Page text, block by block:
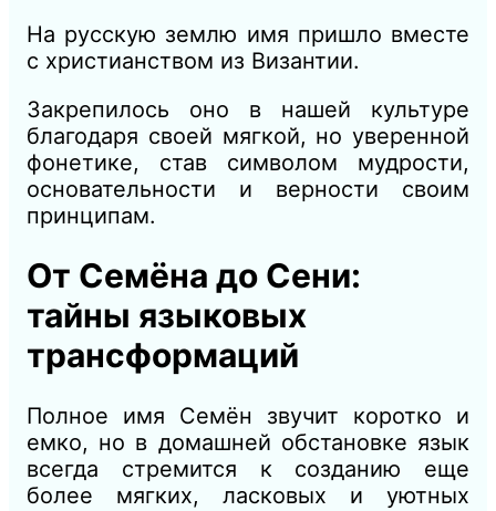
На русскую землю имя пришло вместе
с христианством из Византии.
Закрепилось оно в нашей культуре
благодаря своей мягкой, но уверенной
фонетике, став символом мудрости,
основательности и верности своим
принципам.
От Семёна до Сени:
тайны языковых
трансформаций
Полное имя Семён звучит коротко и
емко, но в домашней обстановке язык
всегда стремится к созданию еще
более мягких, ласковых и уютных